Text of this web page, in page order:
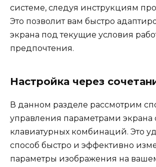
системе, следуя инструкциям
Это позволит вам быстро
экрана под текущие условия
предпочтения.
Настройка через
В данном разделе рассмотрим
управления параметрами
клавиатурных комбинаций. Это
способ быстро и эффективно
параметры изображения на